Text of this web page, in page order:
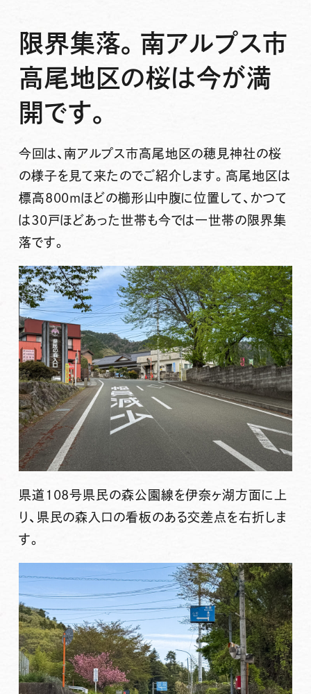
限界集落。南アルプス市
高尾地区の桜は今が満
開です。
今回は、南アルプス市高尾地区の穂見神社の桜
の様子を見て来たのでご紹介します。高尾地区は
標高800mほどの櫛形山中腹に位置して、かつて
は30戸ほどあった世帯も今では一世帯の限界集
落です。
県道108号県民の森公園線を伊奈ヶ湖方面に上
り、県民の森入口の看板のある交差点を右折しま
す。